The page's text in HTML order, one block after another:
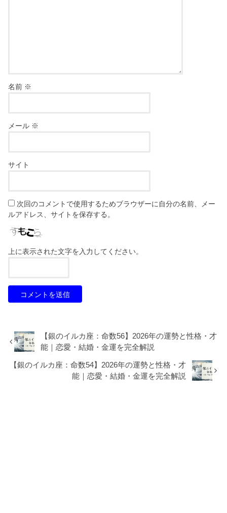
名前 ※
メール ※
サイト
次回のコメントで使用するためブラウザーに自分の名前、メー
ルアドレス、サイトを保存する。
上に表示された文字を入力してください。
【銀のイルカ座：命数56】2026年の運勢と性格・才
能｜恋愛・結婚・金運を完全解説
【銀のイルカ座：命数54】2026年の運勢と性格・才
能｜恋愛・結婚・金運を完全解説